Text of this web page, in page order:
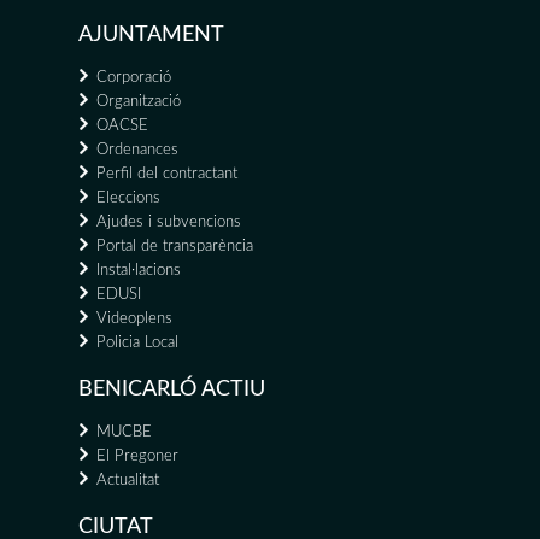
AJUNTAMENT
Corporació
Organització
OACSE
Ordenances
Perfil del contractant
Eleccions
Ajudes i subvencions
Portal de transparència
Instal·lacions
EDUSI
Videoplens
Policia Local
BENICARLÓ ACTIU
MUCBE
El Pregoner
Actualitat
CIUTAT